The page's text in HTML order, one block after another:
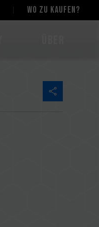
Wo zu kaufen?